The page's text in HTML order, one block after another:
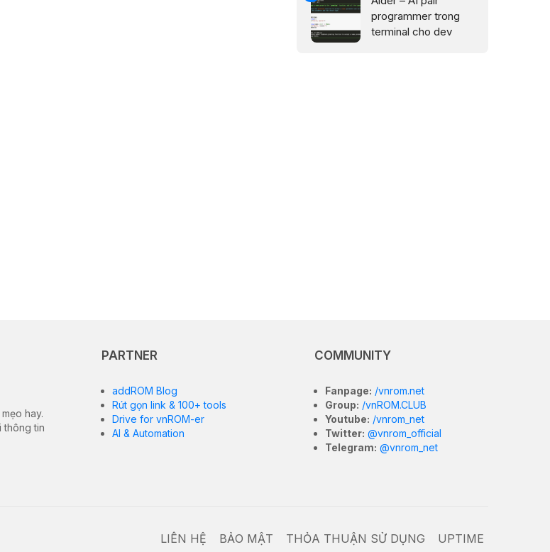
programmer trong
terminal cho dev
hay.
thông tin
PARTNER
addROM Blog
Rút gọn link & 100+ tools
Drive for vnROM-er
AI & Automation
COMMUNITY
Fanpage: /vnrom.net
Group: /vnROM.CLUB
Youtube: /vnrom_net
Twitter: @vnrom_official
Telegram: @vnrom_net
LIÊN HỆ BẢO MẬT THỎA THUẬN SỬ DỤNG UPTIME